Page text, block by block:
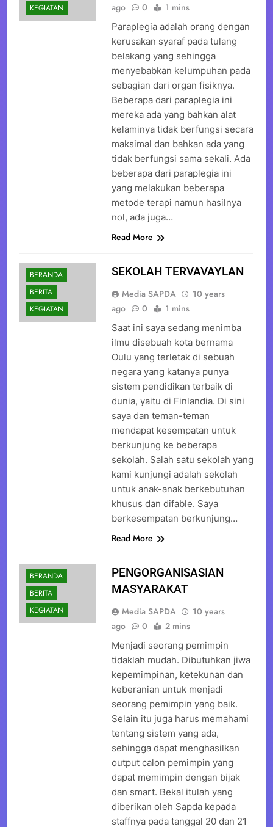
KEGIATAN
ago
0 1 mins
Paraplegia adalah orang dengan
kerusakan syaraf pada tulang
belakang yang sehingga
menyebabkan kelumpuhan pada
sebagian dari organ fisiknya.
Beberapa dari paraplegia ini
mereka ada yang bahkan alat
kelaminya tidak berfungsi secara
maksimal dan bahkan ada yang
tidak berfungsi sama sekali. Ada
beberapa dari paraplegia ini
yang melakukan beberapa
metode terapi namun hasilnya
nol, ada juga…
Read More
BERANDA
BERITA
KEGIATAN
SEKOLAH TERVAVAYLAN
Media SAPDA
10 years
ago
0 1 mins
Saat ini saya sedang menimba
ilmu disebuah kota bernama
Oulu yang terletak di sebuah
negara yang katanya punya
sistem pendidikan terbaik di
dunia, yaitu di Finlandia. Di sini
saya dan teman-teman
mendapat kesempatan untuk
berkunjung ke beberapa
sekolah. Salah satu sekolah yang
kami kunjungi adalah sekolah
untuk anak-anak berkebutuhan
khusus dan difable. Saya
berkesempatan berkunjung…
Read More
BERANDA
BERITA
KEGIATAN
PENGORGANISASIAN
MASYARAKAT
Media SAPDA
10 years
ago
0 2 mins
Menjadi seorang pemimpin
tidaklah mudah. Dibutuhkan jiwa
kepemimpinan, ketekunan dan
keberanian untuk menjadi
seorang pemimpin yang baik.
Selain itu juga harus memahami
tentang sistem yang ada,
sehingga dapat menghasilkan
output calon pemimpin yang
dapat memimpin dengan bijak
dan smart. Bekal itulah yang
diberikan oleh Sapda kepada
staffnya pada tanggal 20 dan 21